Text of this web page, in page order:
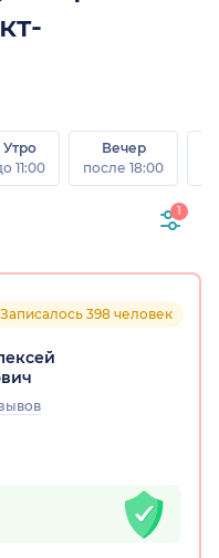
Утро
11:00
Вечер
после 18:00
1
Записалось 398 человек